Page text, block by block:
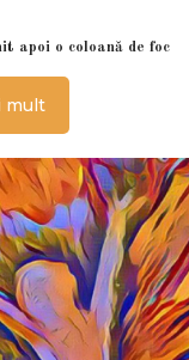
apoi o coloană de foc
mult